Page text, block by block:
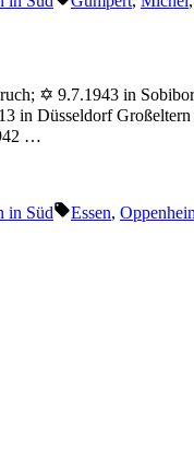
✡ 9.7.1943 in
in Düsseldorf
…
in Süd Schlagwörter:
Essen,